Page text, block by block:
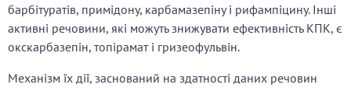
барбітуратів, примідону, карбамазепіну і рифампіцину. Інші
активні речовини, які можуть знижувати ефективність КПК, є
окскарбазепін, топірамат і гризеофульвін.
Механізм їх дії, заснований на здатності даних речовин